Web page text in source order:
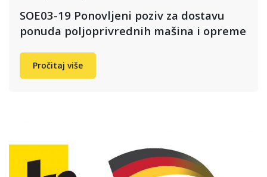
SOE03-19 Ponovljeni poziv za dostavu
ponuda poljoprivrednih mašina i opreme
Pročitaj više